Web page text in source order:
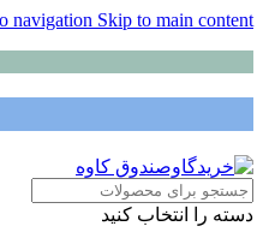
navigation Skip to main content
دسته را انتخاب کنید